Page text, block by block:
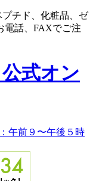
チド、化粧品、ゼ
電話、FAXでご注